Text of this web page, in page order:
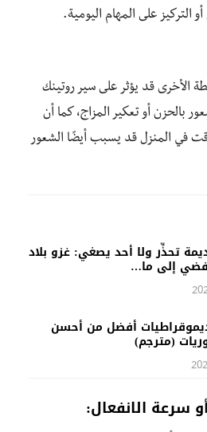
التركيز على المهام اليومية.
الأخرى قد يؤثر على سير روتينك
بالحزن أو تعكير المزاج، كما أن
في المنزل قد يسبب أيضًا الشعور
تحذِّر ولا أحد يصغي: غزو بلاد
إلى ما…
أفضل من أحسن
(مترجم)
سرعة الانفعال: